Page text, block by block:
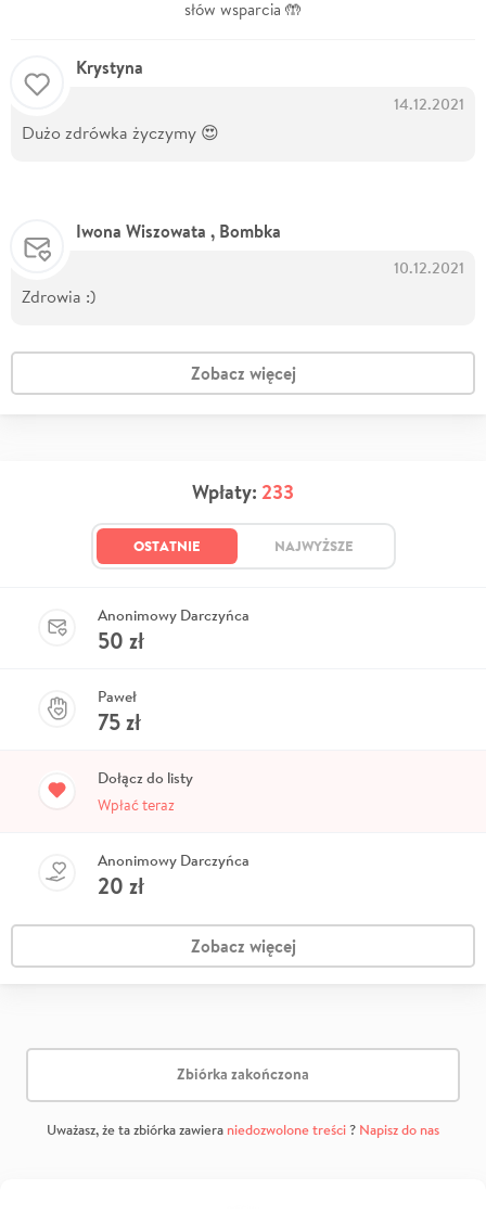
słów wsparcia 🤲
Krystyna
14.12.2021
Dużo zdrówka życzymy 😍
Iwona Wiszowata , Bombka
10.12.2021
Zdrowia :)
Zobacz więcej
Wpłaty: 233
OSTATNIE NAJWYŻSZE
Anonimowy Darczyńca
50 zł
Paweł
75zł
Dołącz do listy
Wpłać teraz
Anonimowy Darczyńca
20 zł
Zobacz więcej
Zbiórka zakończona
Uważasz, że ta zbiórka zawiera niedozwolone treści? Napisz do nas